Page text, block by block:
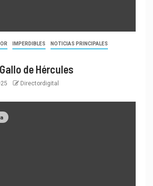
IMPERDIBLES
NOTICIAS PRINCIPALES
de Hércules
Directordigital